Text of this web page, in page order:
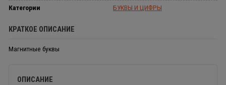
Категории БУКВЫ И ЦИФРЫ
КРАТКОЕ ОПИСАНИЕ
Магнитные буквы
ОПИСАНИЕ